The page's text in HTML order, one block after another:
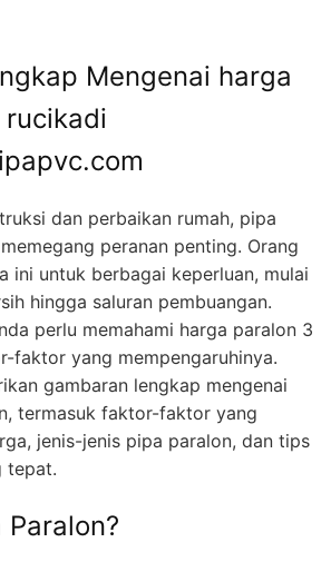
Mengenai harga
dan perbaikan rumah, pipa
peranan penting. Orang
ini untuk berbagai keperluan, mulai
hingga saluran pembuangan.
perlu memahami harga paralon 3
faktor yang mempengaruhinya.
gambaran lengkap mengenai
termasuk faktor-faktor yang
jenis-jenis pipa paralon, dan tips
tepat.